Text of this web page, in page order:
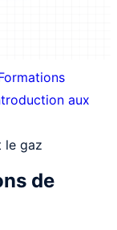
aux
le gaz
de